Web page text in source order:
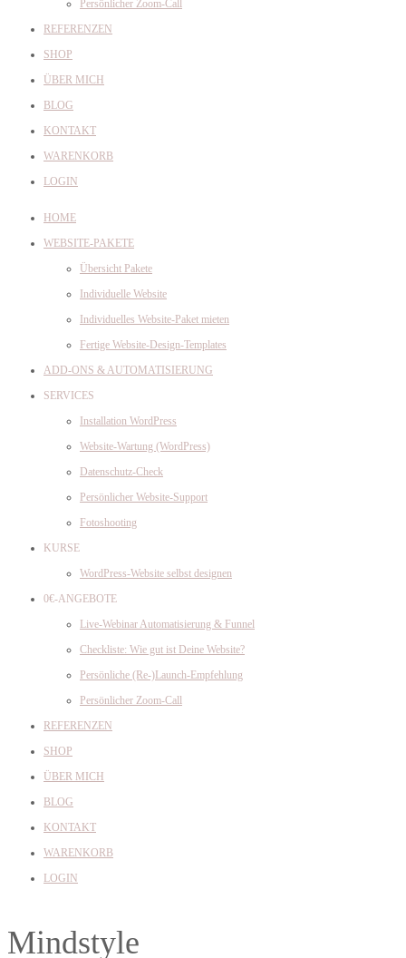
Persönlicher Zoom-Call
REFERENZEN
SHOP
ÜBER MICH
BLOG
KONTAKT
WARENKORB
LOGIN
HOME
WEBSITE-PAKETE
Übersicht Pakete
Individuelle Website
Individuelles Website-Paket mieten
Fertige Website-Design-Templates
ADD-ONS & AUTOMATISIERUNG
SERVICES
Installation WordPress
Website-Wartung (WordPress)
Datenschutz-Check
Persönlicher Website-Support
Fotoshooting
KURSE
WordPress-Website selbst designen
0€-ANGEBOTE
Live-Webinar Automatisierung & Funnel
Checkliste: Wie gut ist Deine Website?
Persönliche (Re-)Launch-Empfehlung
Persönlicher Zoom-Call
REFERENZEN
SHOP
ÜBER MICH
BLOG
KONTAKT
WARENKORB
LOGIN
Mindstyle